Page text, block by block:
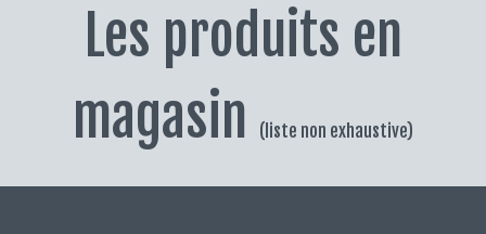
Les produits en
magasin
(liste non exhaustive)